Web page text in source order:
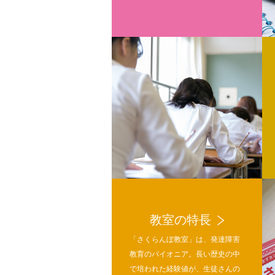
教室の特長
「さくらんぼ教室」は、発達障害
教育のパイオニア。長い歴史の中
で培われた経験値が、生徒さんの